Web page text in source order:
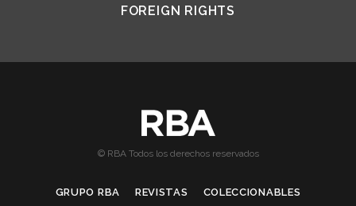
FOREIGN RIGHTS
© RBA Todos los derechos reservados
GRUPO RBA REVISTAS COLECCIONABLES